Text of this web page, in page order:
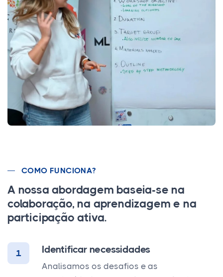
COMO FUNCIONA?
A nossa abordagem baseia-se na
colaboração, na aprendizagem e na
participação ativa.
1 Identificar necessidades
Analisamos os desafios e as